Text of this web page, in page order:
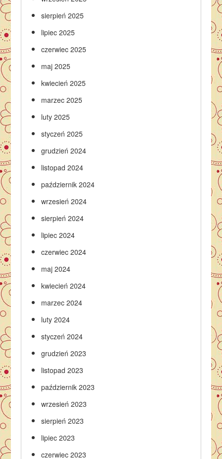
sierpień 2025
lipiec 2025
czerwiec 2025
maj 2025
kwiecień 2025
marzec 2025
luty 2025
styczeń 2025
grudzień 2024
listopad 2024
październik 2024
wrzesień 2024
sierpień 2024
lipiec 2024
czerwiec 2024
maj 2024
kwiecień 2024
marzec 2024
luty 2024
styczeń 2024
grudzień 2023
listopad 2023
październik 2023
wrzesień 2023
sierpień 2023
lipiec 2023
czerwiec 2023